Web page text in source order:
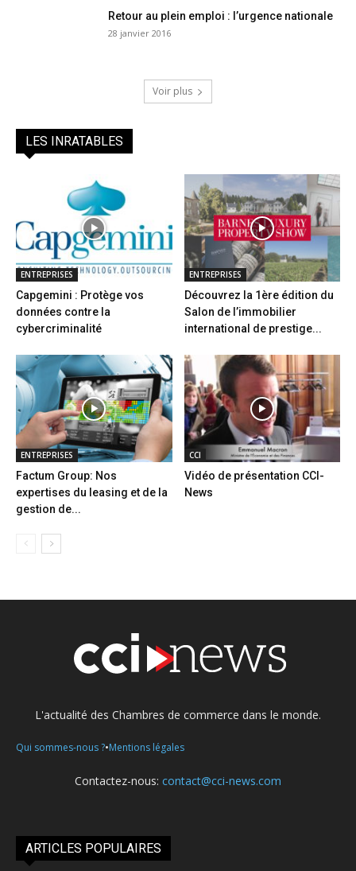
Retour au plein emploi : l’urgence nationale
28 janvier 2016
Voir plus
LES INRATABLES
ENTREPRISES
Capgemini : Protège vos
données contre la
cybercriminalité
ENTREPRISES
Découvrez la 1ère édition du
Salon de l’immobilier
international de prestige...
ENTREPRISES
Factum Group: Nos
expertises du leasing et de la
gestion de...
CCI
Vidéo de présentation CCI-
News
L'actualité des Chambres de commerce dans le monde.
Qui sommes-nous ?•Mentions légales
Contactez-nous: contact@cci-news.com
ARTICLES POPULAIRES